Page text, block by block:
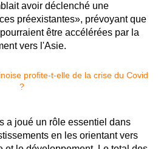
avoir déclenché une
préexistantes», prévoyant que
être accélérées par la
vers l'Asie.
a joué un rôle essentiel dans
en les orientant vers